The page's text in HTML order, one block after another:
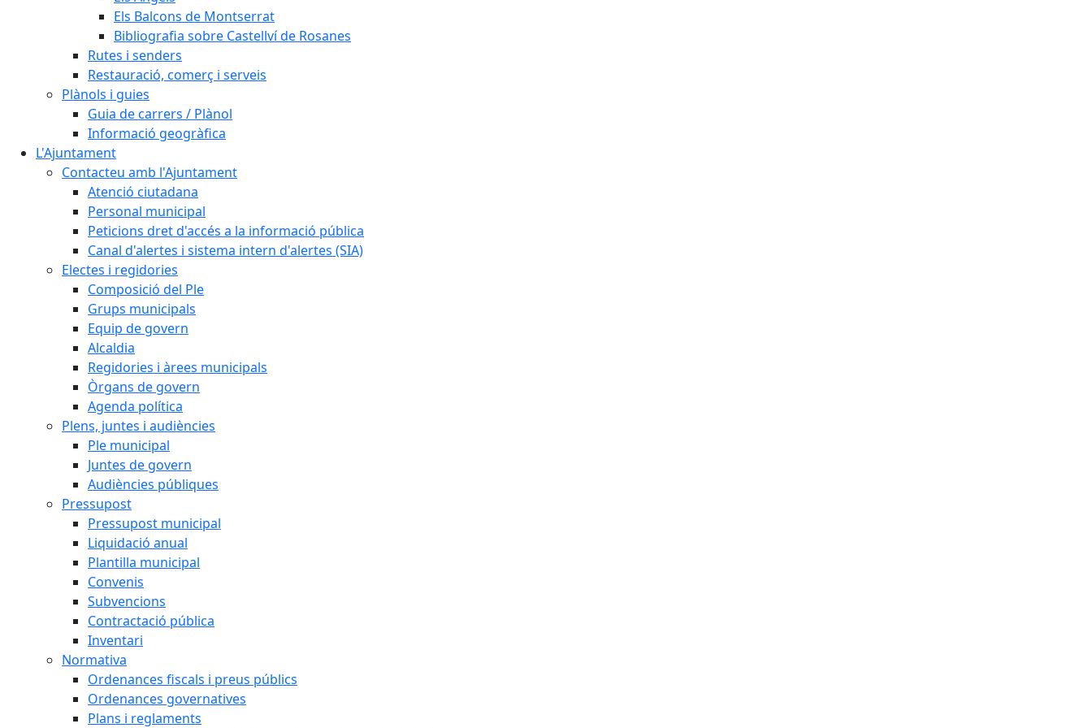
Els Balcons de Montserrat
Bibliografia sobre Castellví de Rosanes
Rutes i senders
Restauració, comerç i serveis
Plànols i guies
Guia de carrers / Plànol
Informació geogràfica
L'Ajuntament
Contacteu amb l'Ajuntament
Atenció ciutadana
Personal municipal
Peticions dret d'accés a la informació pública
Canal d'alertes i sistema intern d'alertes (SIA)
Electes i regidories
Composició del Ple
Grups municipals
Equip de govern
Alcaldia
Regidories i àrees municipals
Òrgans de govern
Agenda política
Plens, juntes i audiències
Ple municipal
Juntes de govern
Audiències públiques
Pressupost
Pressupost municipal
Liquidació anual
Plantilla municipal
Convenis
Subvencions
Contractació pública
Inventari
Normativa
Ordenances fiscals i preus públics
Ordenances governatives
Plans i reglaments